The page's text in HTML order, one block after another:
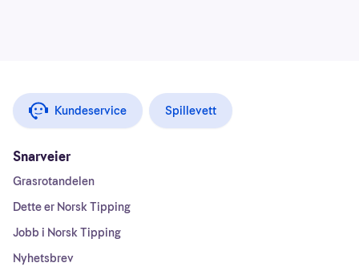
Kundeservice Spillevett
Snarveier
Grasrotandelen
Dette er Norsk Tipping
Jobb i Norsk Tipping
Nyhetsbrev